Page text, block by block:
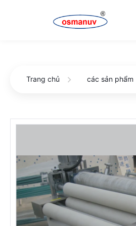
Trang chủ các sản phẩm